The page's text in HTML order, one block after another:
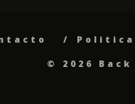
Politica
© 2026